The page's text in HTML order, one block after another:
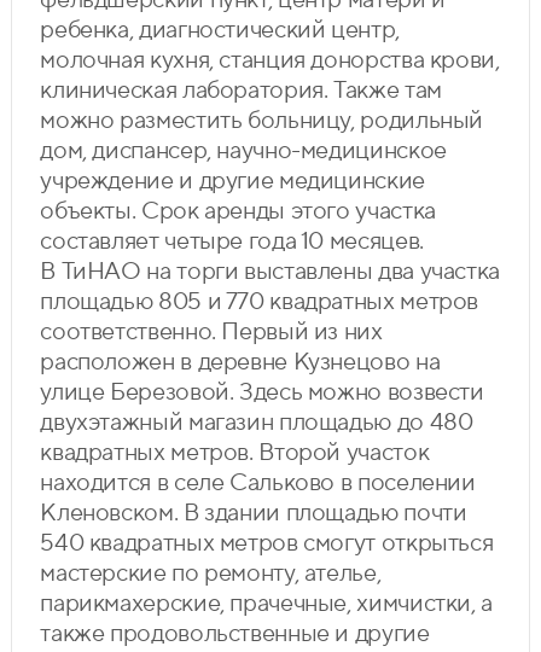
ребенка, диагностический центр,
молочная кухня, станция донорства крови,
клиническая лаборатория. Также там
можно разместить больницу, родильный
дом, диспансер, научно-медицинское
учреждение и другие медицинские
объекты. Срок аренды этого участка
составляет четыре года 10 месяцев.
В ТиНАО на торги выставлены два участка
площадью 805 и 770 квадратных метров
соответственно. Первый из них
расположен в деревне Кузнецово на
улице Березовой. Здесь можно возвести
двухэтажный магазин площадью до 480
квадратных метров. Второй участок
находится в селе Сальково в поселении
Кленовском. В здании площадью почти
540 квадратных метров смогут открыться
мастерские по ремонту, ателье,
парикмахерские, прачечные, химчистки, а
также продовольственные и другие